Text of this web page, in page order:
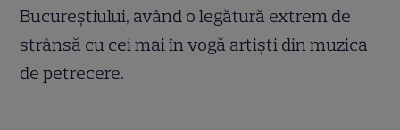
Bucureștiului, având o legătură extrem de
strânsă cu cei mai în vogă artiști din muzica
de petrecere.